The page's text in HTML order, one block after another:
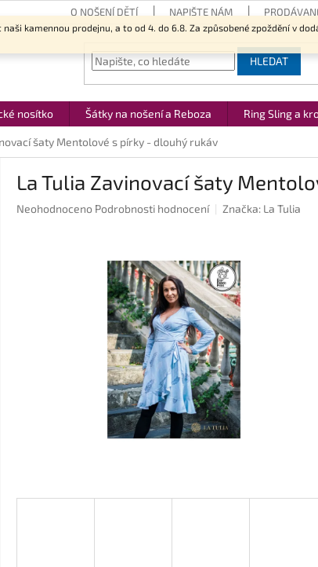
kamennou prodejnu, a to od 4. do 6.8. Za způsobené zpoždění v
O NOŠENÍ DĚTÍ NAPIŠTE NÁM
HLEDAT
nosítko Šátky na nošení a Reboza Ring Sling a
šaty Mentolové s pírky - dlouhý rukáv
La Tulia Zavinovací šaty
Průměrné
Neohodnoceno Podrobnosti hodnocení Značka: La Tulia